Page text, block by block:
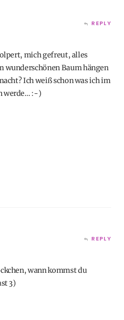
REPLY
mich gefreut, alles
wunderschönen Baum hängen
Ich weiß schon was ich im
werde… :-)
REPLY
wann kommst du
3)